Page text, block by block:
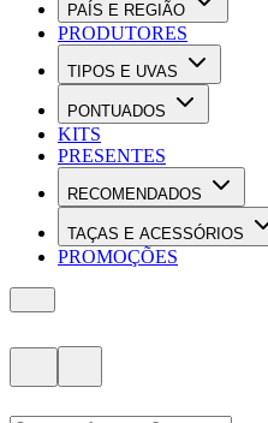
PAÍS E REGIÃO
PRODUTORES
TIPOS E UVAS
PONTUADOS
KITS
PRESENTES
RECOMENDADOS
TAÇAS E ACESSÓRIOS
PROMOÇÕES